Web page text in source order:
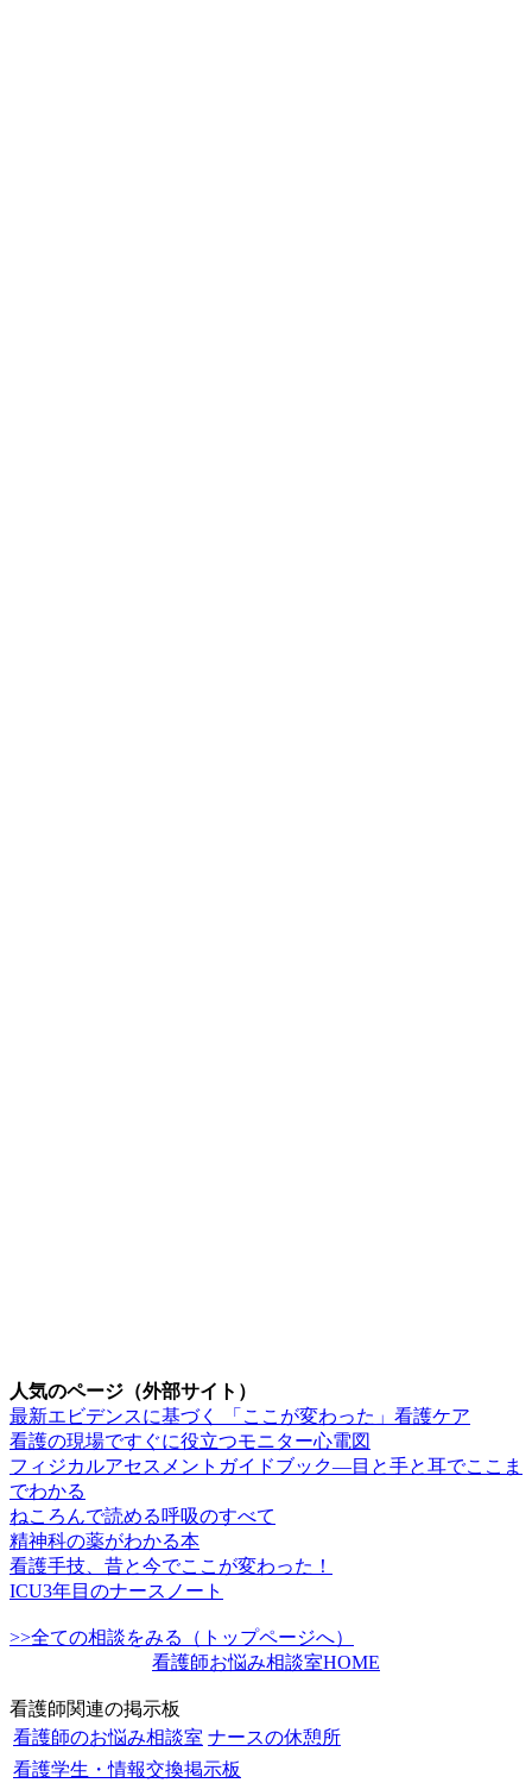
人気のページ（外部サイト）
最新エビデンスに基づく 「ここが変わった」看護ケア
看護の現場ですぐに役立つモニター心電図
フィジカルアセスメントガイドブック―目と手と耳でここま
でわかる
ねころんで読める呼吸のすべて
精神科の薬がわかる本
看護手技、昔と今でここが変わった！
ICU3年目のナースノート
>>全ての相談をみる（トップページへ）
看護師お悩み相談室HOME
看護師関連の掲示板
看護師のお悩み相談室 ナースの休憩所
看護学生・情報交換掲示板